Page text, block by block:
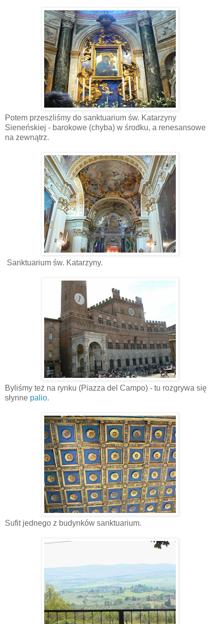
Potem przeszliśmy do sanktuarium św. Katarzyny
Sieneńskiej - barokowe (chyba) w środku, a renesansowe
na zewnątrz.
Sanktuarium św. Katarzyny.
Byliśmy też na rynku (Piazza del Campo) - tu rozgrywa się
słynne palio.
Sufit jednego z budynków sanktuarium.